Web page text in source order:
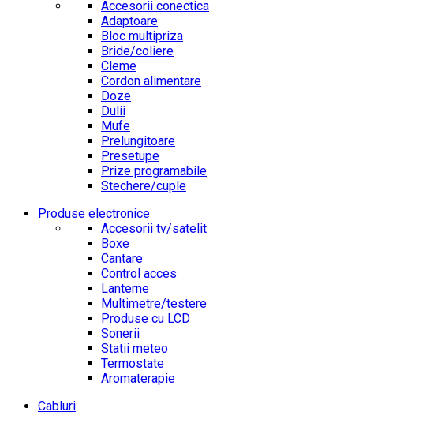
Accesorii conectica
Adaptoare
Bloc multipriza
Bride/coliere
Cleme
Cordon alimentare
Doze
Dulii
Mufe
Prelungitoare
Presetupe
Prize programabile
Stechere/cuple
Produse electronice
Accesorii tv/satelit
Boxe
Cantare
Control acces
Lanterne
Multimetre/testere
Produse cu LCD
Sonerii
Statii meteo
Termostate
Aromaterapie
Cabluri